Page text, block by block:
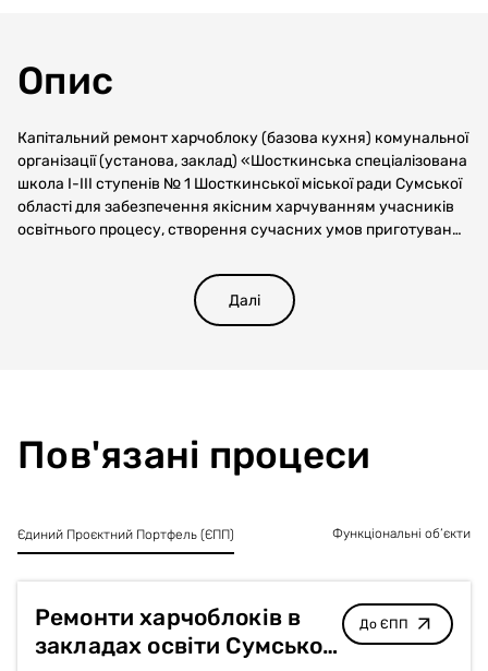
Опис
Капітальний ремонт харчоблоку (базова кухня) комунальної
організації (установа, заклад) «Шосткинська спеціалізована
школа І-ІІІ ступенів № 1 Шосткинської міської ради Сумської
області для забезпечення якісним харчуванням учасників
освітнього процесу, створення сучасних умов приготування
Далі
Пов'язані процеси
Єдиний Проєктний Портфель (ЄПП) Функціональні об’єкти
Ремонти харчоблоків в
закладах освіти Сумської
До ЄПП